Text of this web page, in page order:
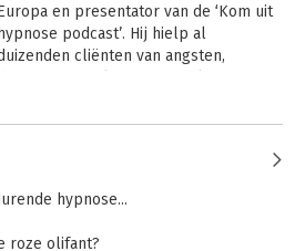
en presentator van de ‘Kom uit
hypnose podcast’. Hij hielp al
cliënten van angsten,
nieuwe boek.
door Edwin Selij
hypnose...
roze olifant?